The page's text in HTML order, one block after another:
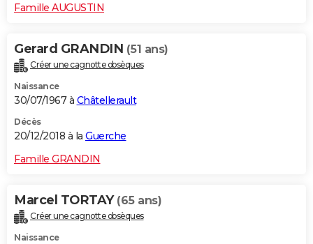
Famille AUGUSTIN
Gerard GRANDIN (51 ans)
Créer une cagnotte obsèques
Naissance
30/07/1967 à Châtellerault
Décès
20/12/2018 à la Guerche
Famille GRANDIN
Marcel TORTAY (65 ans)
Créer une cagnotte obsèques
Naissance